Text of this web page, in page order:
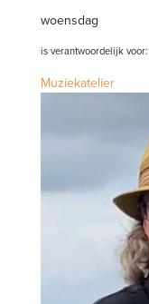
woensdag
is verantwoordelijk voor:
Muziekatelier